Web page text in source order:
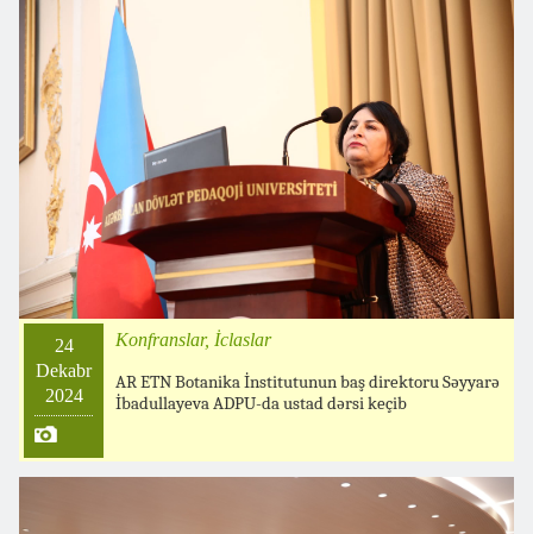
24
Dekabr
2024
Konfranslar, İclaslar
AR ETN Botanika İnstitutunun baş direktoru Səyyarə
İbadullayeva ADPU-da ustad dərsi keçib